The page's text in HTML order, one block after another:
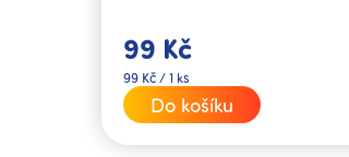
99 Kč
Měrná
cena:
99 Kč / 1 ks
Do košíku